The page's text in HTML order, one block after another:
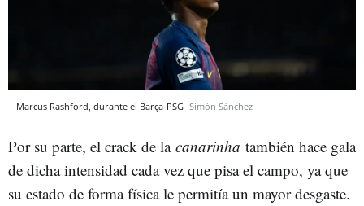
Marcus Rashford, durante el Barça-PSG Simón Sánchez
Por su parte, el crack de la canarinha también hace gala
de dicha intensidad cada vez que pisa el campo, ya que
su estado de forma física le permitía un mayor desgaste.